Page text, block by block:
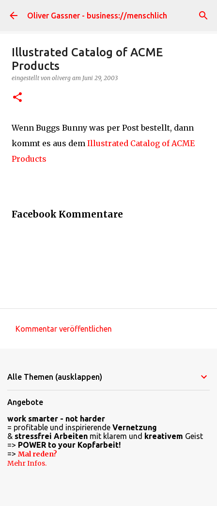
Direkt zum Hauptbereich
Oliver Gassner - business://menschlich
Illustrated Catalog of ACME
Products
eingestellt von oliverg am Juni 29, 2003
Wenn Buggs Bunny was per Post bestellt, dann
kommt es aus dem Illustrated Catalog of ACME
Products
Facebook Kommentare
m
n
t
a
r
e
Kommentar veröffentlichen
Alle Themen (ausklappen)
Angebote
work smarter - not harder
= profitable und inspirierende Vernetzung
& stressfrei Arbeiten mit klarem und kreativem Geist
=> POWER to your Kopfarbeit!
=> Mal reden?
Mehr Infos.